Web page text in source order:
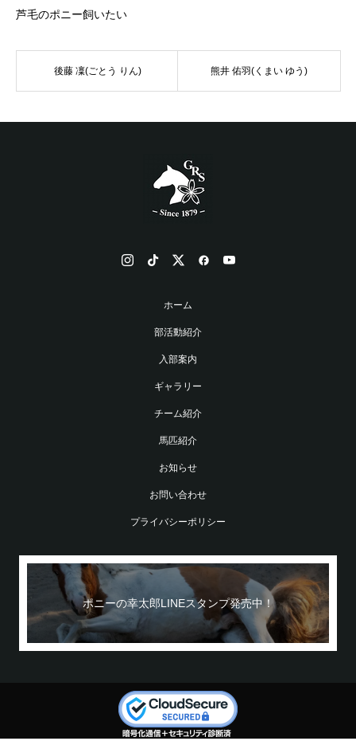
芦毛のポニー飼いたい
後藤 凜(ごとう りん) 熊井 佑羽(くまい ゆう)
ホーム
部活動紹介
入部案内
ギャラリー
チーム紹介
馬匹紹介
お知らせ
お問い合わせ
プライバシーポリシー
ポニーの幸太郎LINEスタンプ発売中！